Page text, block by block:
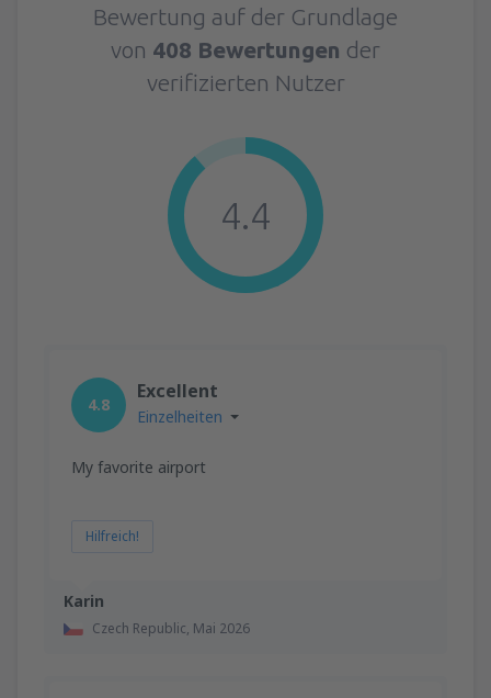
Bewertung auf der Grundlage
von 408 Bewertungen der
verifizierten Nutzer
4.4
Karin
Czech Republic, Mai 2026
4.8
Excellent
Einzelheiten
My favorite airport
Hilfreich!